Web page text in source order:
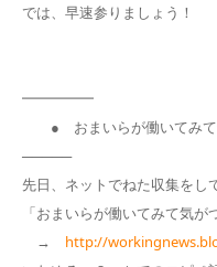
では、早速参りましょう！
━━━━━
● おまいらが働いてみて
─────
先日、ネットでねた収集をし
「おまいらが働いてみて気が
→ http://